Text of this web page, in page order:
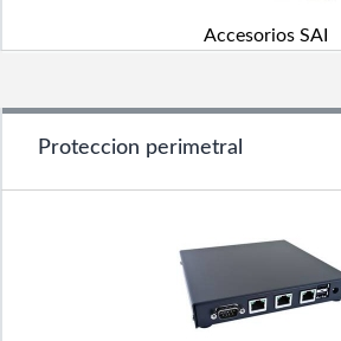
Accesorios SAI
Proteccion perimetral